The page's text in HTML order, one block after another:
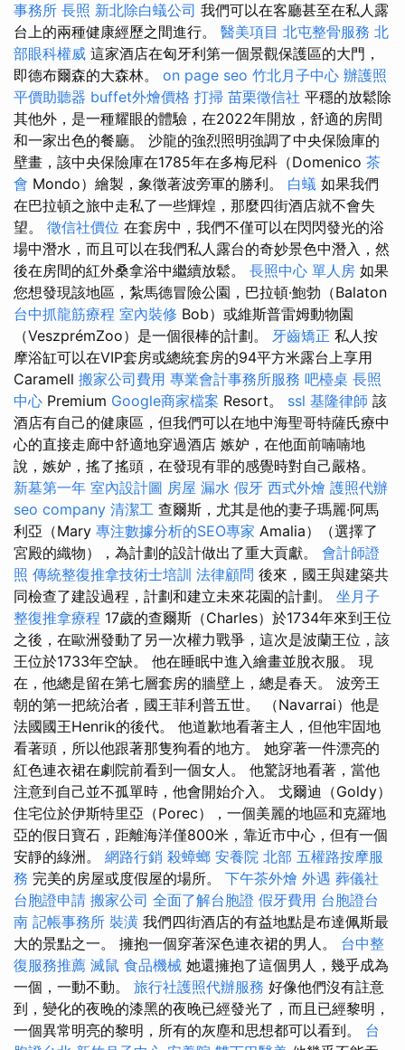
事務所 長照 新北除白蟻公司 我們可以在客廳甚至在私人露
台上的兩種健康經歷之間進行。 醫美項目 北屯整骨服務 北
部眼科權威 這家酒店在匈牙利第一個景觀保護區的大門，
即德布爾森的大森林。 on page seo 竹北月子中心 辦護照
平價助聽器 buffet外燴價格 打掃 苗栗徵信社 平穩的放鬆除
其他外，是一種耀眼的體驗，在2022年開放，舒適的房間
和一家出色的餐廳。 沙龍的強烈照明強調了中央保險庫的
壁畫，該中央保險庫在1785年在多梅尼科（Domenico 茶
會 Mondo）繪製，象徵著波旁軍的勝利。 白蟻 如果我們
在巴拉頓之旅中走私了一些輝煌，那麼四街酒店就不會失
望。 徵信社價位 在套房中，我們不僅可以在閃閃發光的浴
場中潛水，而且可以在我們私人露台的奇妙景色中潛入，然
後在房間的紅外桑拿浴中繼續放鬆。 長照中心 單人房 如果
您想發現該地區，紮馬德冒險公園，巴拉頓·鮑勃（Balaton
台中抓龍筋療程 室內裝修 Bob）或維斯普雷姆動物園
（VeszprémZoo）是一個很棒的計劃。 牙齒矯正 私人按
摩浴缸可以在VIP套房或總統套房的94平方米露台上享用
Caramell 搬家公司費用 專業會計事務所服務 吧檯桌 長照
中心 Premium Google商家檔案 Resort。 ssl 基隆律師 該
酒店有自己的健康區，但我們可以在地中海聖哥特薩氏療中
心的直接走廊中舒適地穿過酒店 嫉妒，在他面前喃喃地
說，嫉妒，搖了搖頭，在發現有罪的感覺時對自己嚴格。
新墓第一年 室內設計圖 房屋 漏水 假牙 西式外燴 護照代辦
seo company 清潔工 查爾斯，尤其是他的妻子瑪麗·阿馬
利亞（Mary 專注數據分析的SEO專家 Amalia）（選擇了
宮殿的織物），為計劃的設計做出了重大貢獻。 會計師證
照 傳統整復推拿技術士培訓 法律顧問 後來，國王與建築共
同檢查了建設過程，計劃和建立未來花園的計劃。 坐月子
整復推拿療程 17歲的查爾斯（Charles）於1734年來到王位
之後，在歐洲發動了另一次權力戰爭，這次是波蘭王位，該
王位於1733年空缺。 他在睡眠中進入繪畫並脫衣服。 現
在，他總是留在第七層套房的牆壁上，總是春天。 波旁王
朝的第一把統治者，國王菲利普五世。 （Navarrai）他是
法國國王Henrik的後代。 他道歉地看著主人，但他牢固地
看著頭，所以他跟著那隻狗看的地方。 她穿著一件漂亮的
紅色連衣裙在劇院前看到一個女人。 他驚訝地看著，當他
注意到自己並不孤單時，他會開始介入。 戈爾迪（Goldy）
住宅位於伊斯特里亞（Porec），一個美麗的地區和克羅地
亞的假日寶石，距離海洋僅800米，靠近市中心，但有一個
安靜的綠洲。 網路行銷 殺蟑螂 安養院 北部 五權路按摩服
務 完美的房屋或度假屋的場所。 下午茶外燴 外遇 葬儀社
台胞證申請 搬家公司 全面了解台胞證 假牙費用 台胞證台
南 記帳事務所 裝潢 我們四街酒店的有益地點是布達佩斯最
大的景點之一。 擁抱一個穿著深色連衣裙的男人。 台中整
復服務推薦 滅鼠 食品機械 她還擁抱了這個男人，幾乎成為
一個，一動不動。 旅行社護照代辦服務 好像他們沒有註意
到，變化的夜晚的漆黑的夜晚已經發光了，而且已經黎明，
一個異常明亮的黎明，所有的灰塵和思想都可以看到。 台